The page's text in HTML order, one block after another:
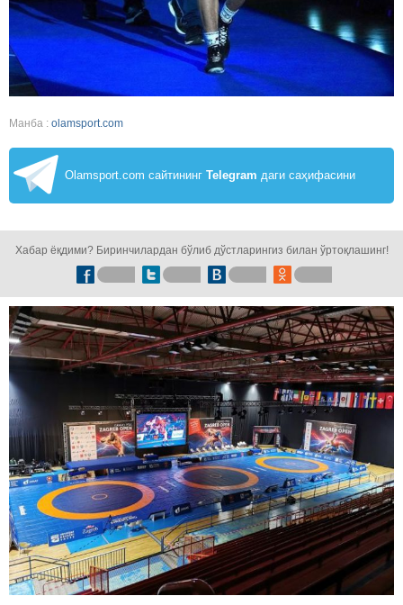
Манба : olamsport.com
Olamsport.com сайтининг Telegram даги саҳифасини
Хабар ёқдими? Биринчилардан бўлиб дўстларингиз билан ўртоқлашинг!